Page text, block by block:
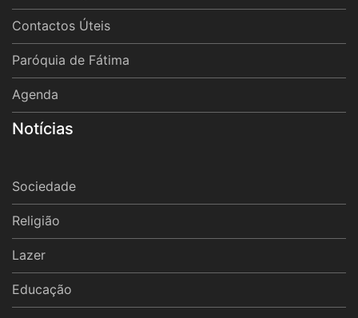
Contactos Úteis
Paróquia de Fátima
Agenda
Notícias
Sociedade
Religião
Lazer
Educação